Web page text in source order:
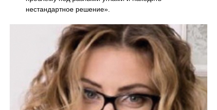
нестандартное решение».